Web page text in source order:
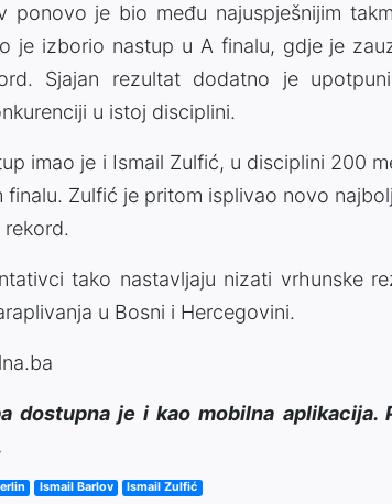
ponovo je bio među najuspješnijim
je izborio nastup u A finalu, gdje je
Sjajan rezultat dodatno je
u istoj disciplini.
imao je i Ismail Zulfić, u disciplini 200
finalu. Zulfić je pritom isplivao novo
tako nastavljaju nizati vrhunske
u Bosni i Hercegovini.
dostupna je i kao mobilna aplikacija.
Ismail Barlov Ismail Zulfić